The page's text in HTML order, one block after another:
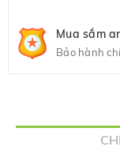
Mua sắm
Bảo hành